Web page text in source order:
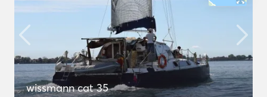
wissmann cat 35